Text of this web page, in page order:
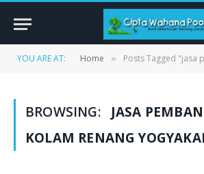
YOU ARE AT: Home » Posts Tagged "jasa
BROWSING:
JASA
KOLAM RENANG